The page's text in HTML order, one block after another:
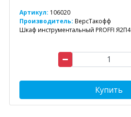
Артикул: 106020
Производитель: ВерсТакофф
Шкаф инструментальный PROFFI Я2П4
Купить